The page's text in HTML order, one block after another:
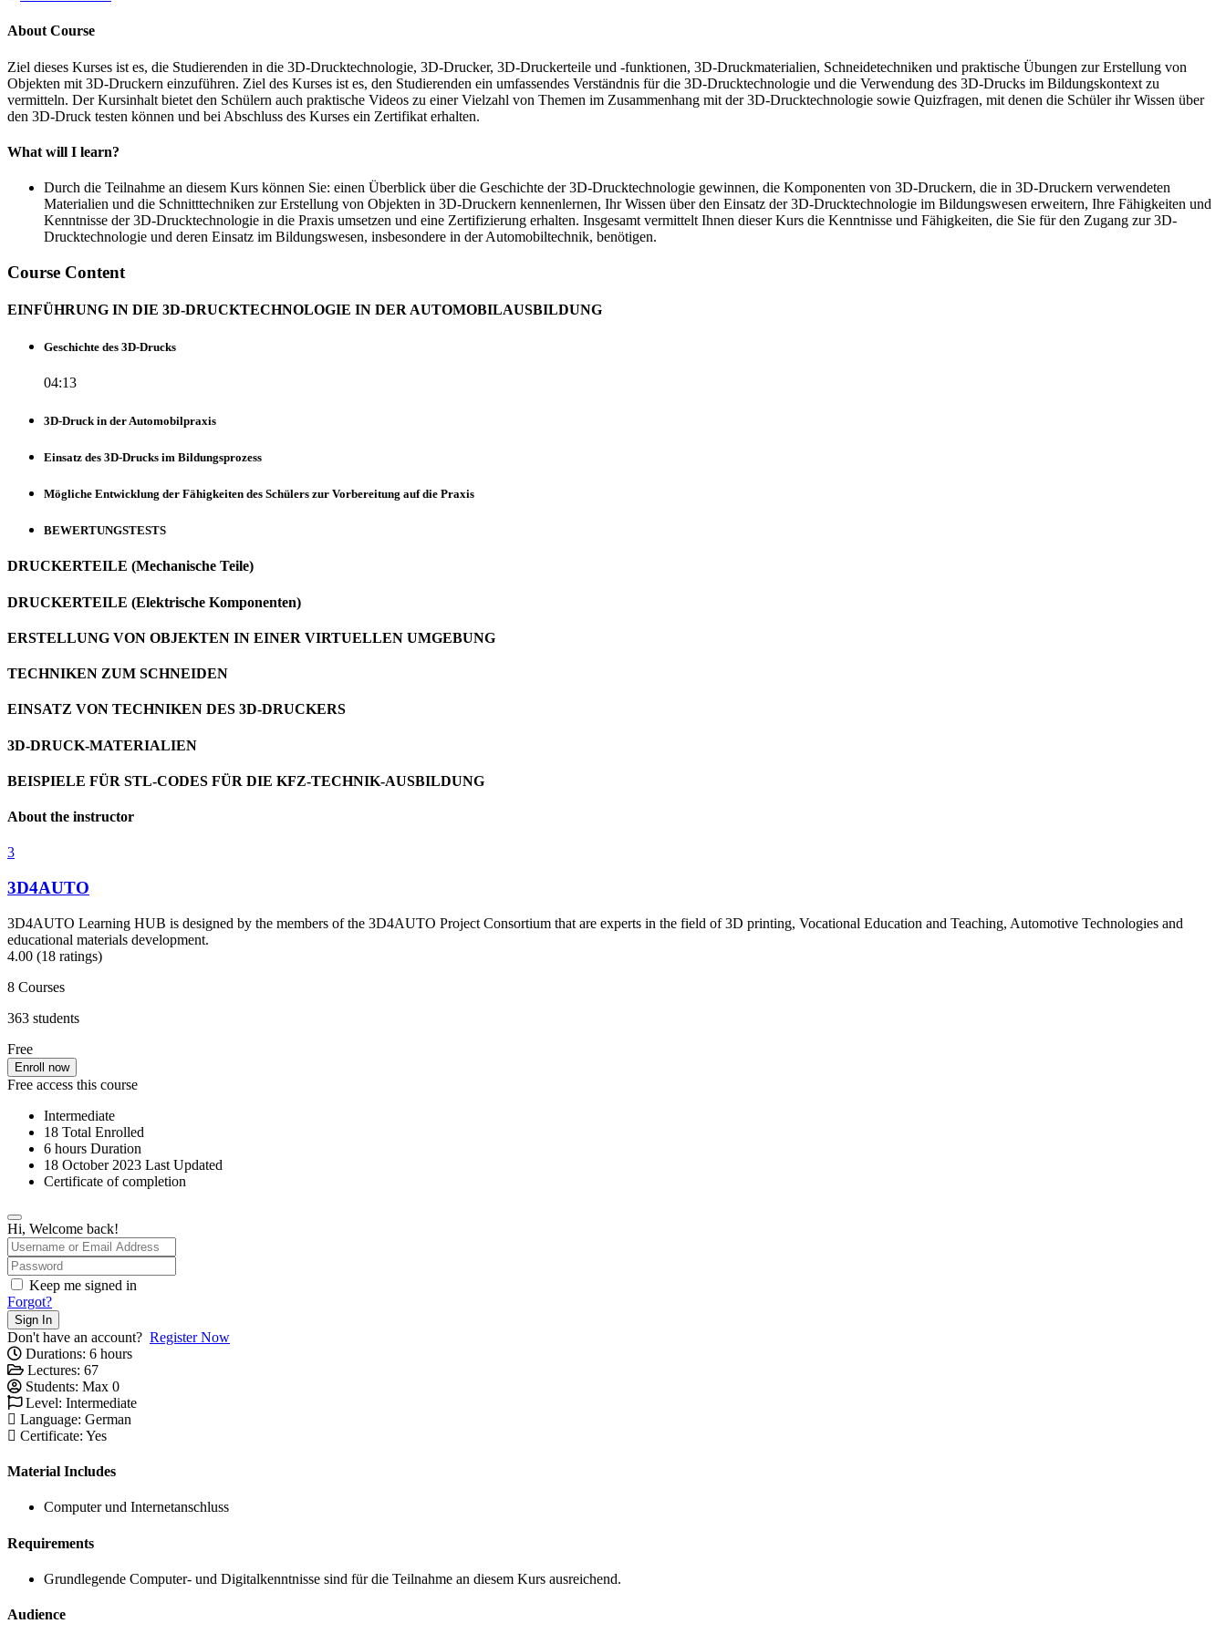
About Course
Ziel dieses Kurses ist es, die Studierenden in die 3D-Drucktechnologie, 3D-Drucker, 3D-Druckerteile und -funktionen, 3D-Druckmaterialien, Schneidetechniken und praktische Übungen zur Erstellung von
Objekten mit 3D-Druckern einzuführen. Ziel des Kurses ist es, den Studierenden ein umfassendes Verständnis für die 3D-Drucktechnologie und die Verwendung des 3D-Drucks im Bildungskontext zu
vermitteln. Der Kursinhalt bietet den Schülern auch praktische Videos zu einer Vielzahl von Themen im Zusammenhang mit der 3D-Drucktechnologie sowie Quizfragen, mit denen die Schüler ihr Wissen über
den 3D-Druck testen können und bei Abschluss des Kurses ein Zertifikat erhalten.
What will I learn?
Durch die Teilnahme an diesem Kurs können Sie: einen Überblick über die Geschichte der 3D-Drucktechnologie gewinnen, die Komponenten von 3D-Druckern, die in 3D-Druckern verwendeten
Materialien und die Schnitttechniken zur Erstellung von Objekten in 3D-Druckern kennenlernen, Ihr Wissen über den Einsatz der 3D-Drucktechnologie im Bildungswesen erweitern, Ihre Fähigkeiten und
Kenntnisse der 3D-Drucktechnologie in die Praxis umsetzen und eine Zertifizierung erhalten. Insgesamt vermittelt Ihnen dieser Kurs die Kenntnisse und Fähigkeiten, die Sie für den Zugang zur 3D-
Drucktechnologie und deren Einsatz im Bildungswesen, insbesondere in der Automobiltechnik, benötigen.
Course Content
EINFÜHRUNG IN DIE 3D-DRUCKTECHNOLOGIE IN DER AUTOMOBILAUSBILDUNG
Geschichte des 3D-Drucks
04:13
3D-Druck in der Automobilpraxis
Einsatz des 3D-Drucks im Bildungsprozess
Mögliche Entwicklung der Fähigkeiten des Schülers zur Vorbereitung auf die Praxis
BEWERTUNGSTESTS
DRUCKERTEILE (Mechanische Teile)
DRUCKERTEILE (Elektrische Komponenten)
ERSTELLUNG VON OBJEKTEN IN EINER VIRTUELLEN UMGEBUNG
TECHNIKEN ZUM SCHNEIDEN
EINSATZ VON TECHNIKEN DES 3D-DRUCKERS
3D-DRUCK-MATERIALIEN
BEISPIELE FÜR STL-CODES FÜR DIE KFZ-TECHNIK-AUSBILDUNG
About the instructor
3
3D4AUTO
3D4AUTO Learning HUB is designed by the members of the 3D4AUTO Project Consortium that are experts in the field of 3D printing, Vocational Education and Teaching, Automotive Technologies and
educational materials development.
4.00 (18 ratings)
8 Courses
363 students
Free
Enroll now
Free access this course
Intermediate
18 Total Enrolled
6 hours Duration
18 October 2023 Last Updated
Certificate of completion
Hi, Welcome back!
Keep me signed in
Forgot?
Sign In
Don't have an account? Register Now
Durations: 6 hours
Lectures: 67
Students: Max 0
Level: Intermediate
Language: German
Certificate: Yes
Material Includes
Computer und Internetanschluss
Requirements
Grundlegende Computer- und Digitalkenntnisse sind für die Teilnahme an diesem Kurs ausreichend.
Audience